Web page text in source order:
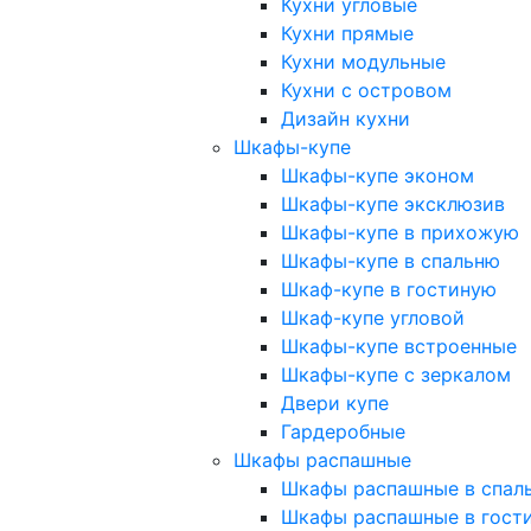
Кухни угловые
Кухни прямые
Кухни модульные
Кухни с островом
Дизайн кухни
Шкафы-купе
Шкафы-купе эконом
Шкафы-купе эксклюзив
Шкафы-купе в прихожую
Шкафы-купе в спальню
Шкаф-купе в гостиную
Шкаф-купе угловой
Шкафы-купе встроенные
Шкафы-купе с зеркалом
Двери купе
Гардеробные
Шкафы распашные
Шкафы распашные в
Шкафы распашные в